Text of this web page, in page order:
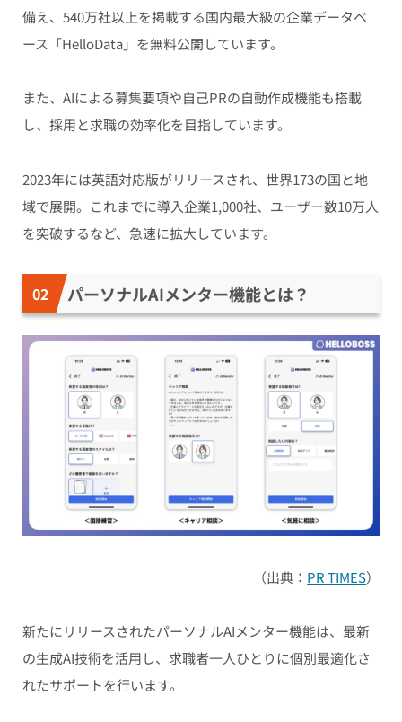
備え、540万社以上を掲載する国内最大級の企業データベ
ース「HelloData」を無料公開しています。
また、AIによる募集要項や自己PRの自動作成機能も搭載
し、採用と求職の効率化を目指しています。
2023年には英語対応版がリリースされ、世界173の国と地
域で展開。これまでに導入企業1,000社、ユーザー数10万人
を突破するなど、急速に拡大しています。
パーソナルAIメンター機能とは？
（出典： PR TIMES）
新たにリリースされたパーソナルAIメンター機能は、最新
の生成AI技術を活用し、求職者一人ひとりに個別最適化さ
れたサポートを行います。